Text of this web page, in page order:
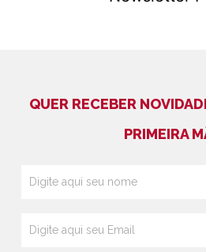
QUER RECEBER
PRIMEIRA